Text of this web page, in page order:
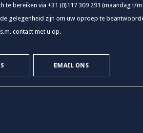
te bereiken via +31 (0)117 309 291 (maandag t/
gelegenheid zijn om uw oproep te
contact met u op.
EMAIL ONS